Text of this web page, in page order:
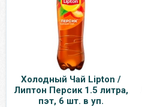
Холодный Чай Lipton /
Липтон Персик 1.5 литра,
пэт, 6 шт. в уп.